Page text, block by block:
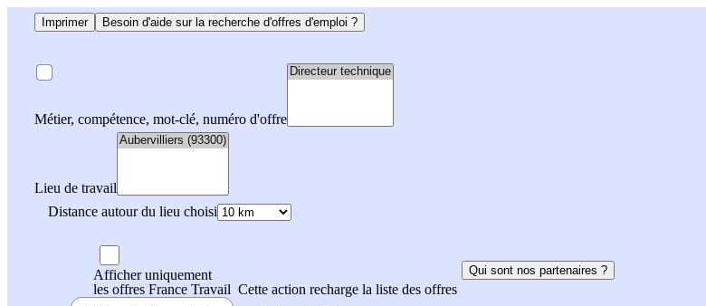
Imprimer Besoin d'aide sur la recherche d'offres d'emploi ?
Métier, compétence, mot-clé, numéro d'offre
Lieu de travail
Distance autour du lieu choisi
Afficher uniquement
les offres France Travail Cette action recharge la liste des offres
Qui sont nos partenaires ?